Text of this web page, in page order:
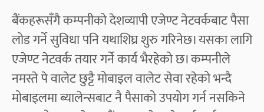
बैंकहरूसँगै कम्पनीको देशव्यापी एजेण्ट नेटवर्कबाट पैसा
लोड गर्ने सुविधा पनि यथाशिघ्र शुरु गरिनेछ। यसका लागि
एजेण्ट नेटवर्क तयार गर्ने कार्य भैरहेको छ। कम्पनीले
नमस्ते पे वालेट छुट्टै मोबाइल वालेट सेवा रहेको भन्दै
मोबाइलमा ब्यालेन्सबाट नै पैसाको उपयोग गर्न नसकिने